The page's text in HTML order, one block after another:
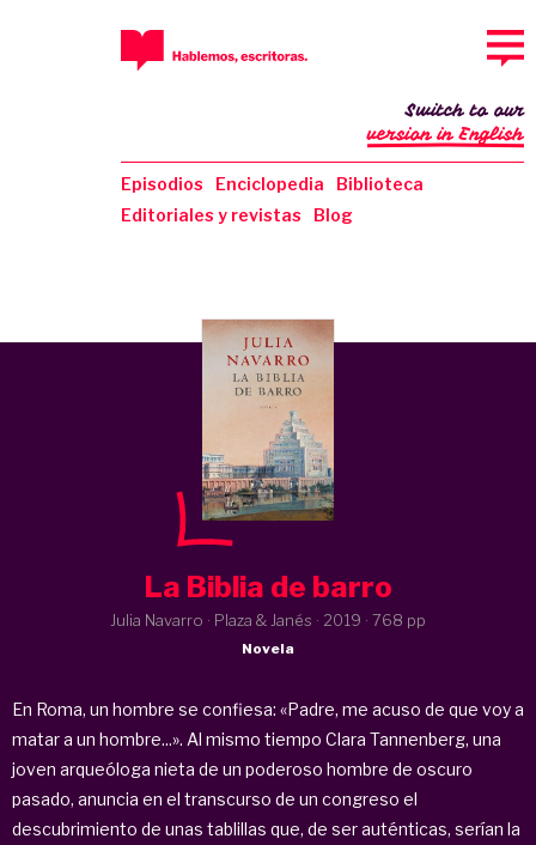
Episodios Enciclopedia
Biblioteca
Editoriales y revistas
Blog
Switch to our
version in English
La Biblia de barro
Julia Navarro · Plaza & Janés · 2019 · 768 pp
Novela
En Roma, un hombre se confiesa: «Padre, me acuso de que voy a
matar a un hombre...». Al mismo tiempo Clara Tannenberg, una
joven arqueóloga nieta de un poderoso hombre de oscuro
pasado, anuncia en el transcurso de un congreso el
descubrimiento de unas tablillas que, de ser auténticas, serían la